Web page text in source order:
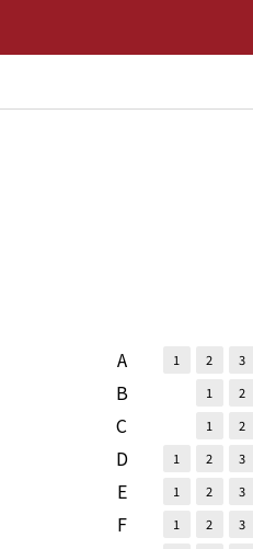
A
B
C
D
E
F
1 2 3
1
2
1
2
1
2 3
1
2 3
1
2 3